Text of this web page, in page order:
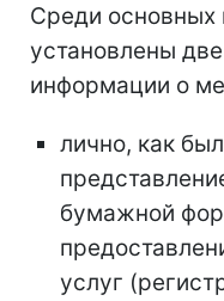
Среди основных
установлены
информации о
лично, как
бумажной
услуг